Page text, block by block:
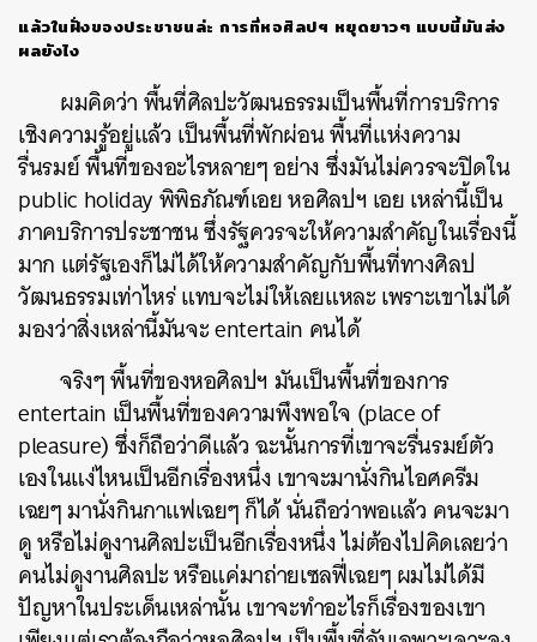
แล้วในฝั่งของประชาชนล่ะ การที่หอศิลปฯ หยุดยาวๆ แบบนี้มันส่ง
ผลยังไง
ผมคิดว่าพื้นที่ศิลปะวัฒนธรรมเป็นพื้นที่การบริการ
เชิงความรู้อยู่แล้ว เป็นพื้นที่พักผ่อนพื้นที่แห่งความ
รื่นรมย์พื้นที่ของอะไรหลายๆอย่างซึ่งมันไม่ควรจะปิดใน
public holidayพิพิธภัณฑ์เอยหอศิลปฯ เอยเหล่านี้เป็น
ภาคบริการประชาชนซึ่งรัฐควรจะให้ความสำคัญในเรื่องนี้
มาก แต่รัฐเองก็ไม่ได้ให้ความสำคัญกับพื้นที่ทางศิลป
วัฒนธรรมเท่าไหร่แทบจะไม่ให้เลยแหละเพราะเขาไม่ได้
มองว่าสิ่งเหล่านี้มันจะentertain คนได้
จริงๆ พื้นที่ของหอศิลปฯ มันเป็นพื้นที่ของการ
entertain เป็นพื้นที่ของความพึงพอใจ (place of
pleasure)ซึ่งก็ถือว่าดีแล้วฉะนั้นการที่เขาจะรื่นรมย์ตัว
เองในแง่ไหนเป็นอีกเรื่องหนึ่งเขาจะมานั่งกินไอศครีม
เฉยๆมานั่งกินกาแฟเฉยๆก็ได้นั่นถือว่าพอแล้ว คนจะมา
ดูหรือไม่ดูงานศิลปะเป็นอีกเรื่องหนึ่งไม่ต้องไปคิดเลยว่า
คนไม่ดูงานศิลปะหรือแค่มาถ่ายเซลฟี่เฉยๆผมไม่ได้มี
ปัญหาในประเด็นเหล่านั้นเขาจะทำอะไรก็เรื่องของเขา